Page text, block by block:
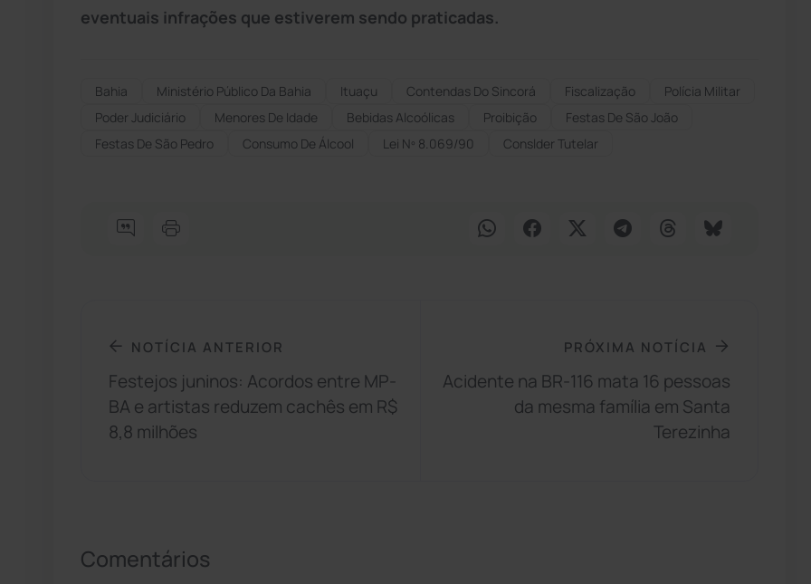
eventuais infrações que estiverem sendo praticadas.
Bahia Ministério Público Da Bahia Ituaçu Contendas Do Sincorá Fiscalização
Polícia Militar
Poder Judiciário
Menores De Idade Bebidas Alcoólicas Proibição
Festas De São João
Festas De São Pedro
Consumo De Álcool Lei Nº 8.069/90 Conslder Tutelar
NOTÍCIA ANTERIOR
Festejos juninos: Acordos entre MP-
BA e artistas reduzem cachês em R$
8,8 milhões
PRÓXIMA NOTÍCIA
Acidente na BR-116 mata 16 pessoas
da mesma família em Santa
Terezinha
Comentários